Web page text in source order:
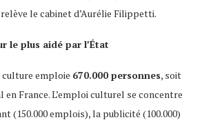
le cabinet d’Aurélie Filippetti.
le plus aidé par l’État
emploie 670.000 personnes, soit
en France. L’emploi culturel se concentre
(150.000 emplois), la publicité (100.000)